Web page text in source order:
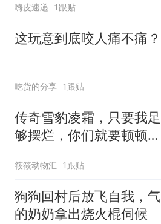
嗨皮速递 1跟贴
这玩意到底咬人痛不痛？
吃货的分享 1跟贴
传奇雪豹凌霜，只要我足
够摆烂，你们就要顿顿管
筱筱动物汇 1跟贴
狗狗回村后放飞自我，气
的奶奶拿出烧火棍伺候